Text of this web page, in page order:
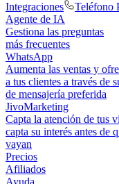
Integraciones
Teléfono
Agente de IA
Gestiona las preguntas
más frecuentes
WhatsApp
Aumenta las ventas y
a tus clientes a través de
de mensajería preferida
JivoMarketing
Capta la atención de tus
capta su interés antes de
vayan
Precios
Afiliados
Ayuda